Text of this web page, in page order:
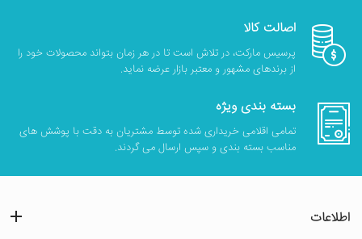
اصالت کالا
پرسیس مارکت، در تلاش است تا در هر زمان بتواند محصولات خود را
از برندهای مشهور و معتبر بازار عرضه نماید.
بسته بندی ویژه
تمامی اقلامی خریداری شده توسط مشتریان به دقت با پوشش های
مناسب بسته بندی و سپس ارسال می گردند.
اطلاعات